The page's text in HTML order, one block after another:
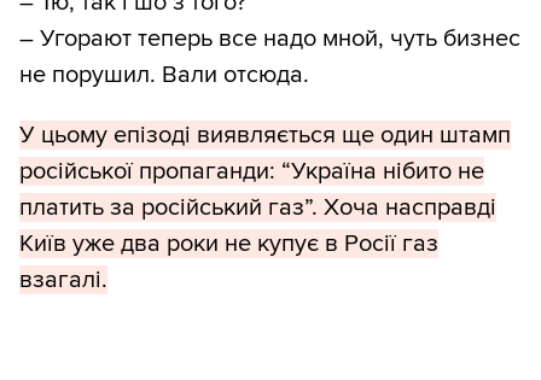
– Угорают теперь все надо мной, чуть бизнес
не порушил. Вали отсюда.
У цьому епізоді виявляється ще один штамп
російської пропаганди: “Україна нібито не
платить за російський газ”. Хоча насправді
Київ уже два роки не купує в Росії газ
взагалі.